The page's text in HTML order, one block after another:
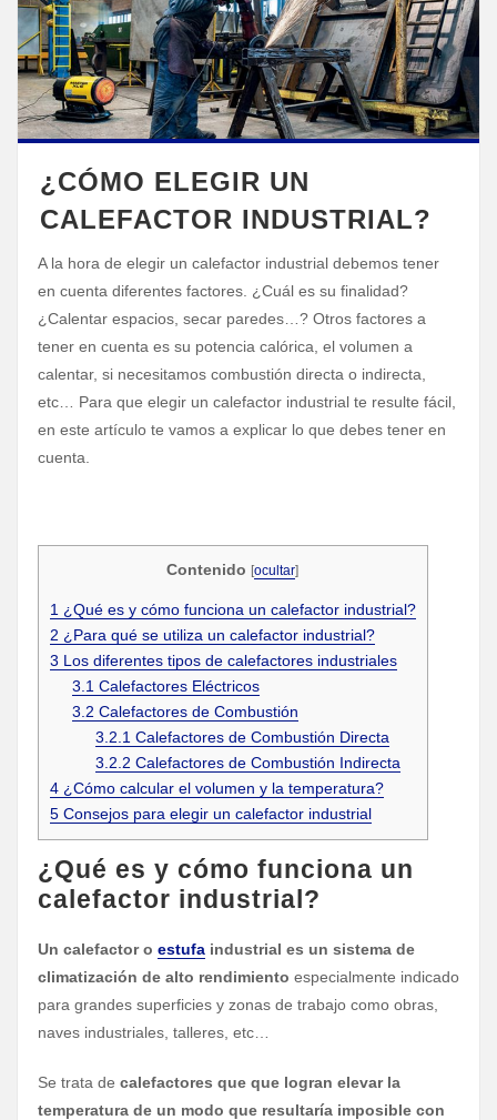
¿CÓMO ELEGIR UN
CALEFACTOR INDUSTRIAL?
A la hora de elegir un calefactor industrial debemos tener
en cuenta diferentes factores. ¿Cuál es su finalidad?
¿Calentar espacios, secar paredes…? Otros factores a
tener en cuenta es su potencia calórica, el volumen a
calentar, si necesitamos combustión directa o indirecta,
etc… Para que elegir un calefactor industrial te resulte fácil,
en este artículo te vamos a explicar lo que debes tener en
cuenta.
Contenido [ocultar]
1¿Qué es y cómo funciona un calefactor industrial?
2 ¿Para qué se utiliza un calefactor industrial?
3 Los diferentes tipos de calefactores industriales
3.1 Calefactores Eléctricos
3.2 Calefactores de Combustión
3.2.1Calefactores de Combustión Directa
3.2.2 Calefactores de Combustión Indirecta
4¿Cómo calcular el volumen y la temperatura?
5Consejos para elegir un calefactor industrial
¿Qué es y cómo funciona un
calefactor industrial?
Un calefactor o estufaindustrial es un sistema de
climatización de alto rendimiento especialmente indicado
para grandes superficies y zonas de trabajo como obras,
naves industriales, talleres, etc…
Se trata de calefactores que que logran elevar la
temperatura de un modo que resultaría imposible con